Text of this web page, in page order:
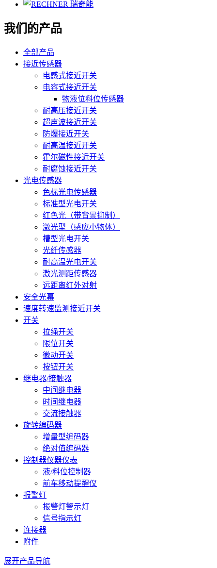
我们的产品
全部产品
接近传感器
电感式接近开关
电容式接近开关
物液位料位传感器
耐高压接近开关
超声波接近开关
防爆接近开关
耐高温接近开关
霍尔磁性接近开关
耐腐蚀接近开关
光电传感器
色标光电传感器
标准型光电开关
红色光（带背景抑制）
激光型（感应小物体）
槽型光电开关
光纤传感器
耐高温光电开关
激光测距传感器
远距离红外对射
安全光幕
速度转速监测接近开关
开关
拉绳开关
限位开关
微动开关
按钮开关
继电器/接触器
中间继电器
时间继电器
交流接触器
旋转编码器
增量型编码器
绝对值编码器
控制器仪器仪表
液/料位控制器
前车移动提醒仪
报警灯
报警灯警示灯
信号指示灯
连接器
附件
展开产品导航